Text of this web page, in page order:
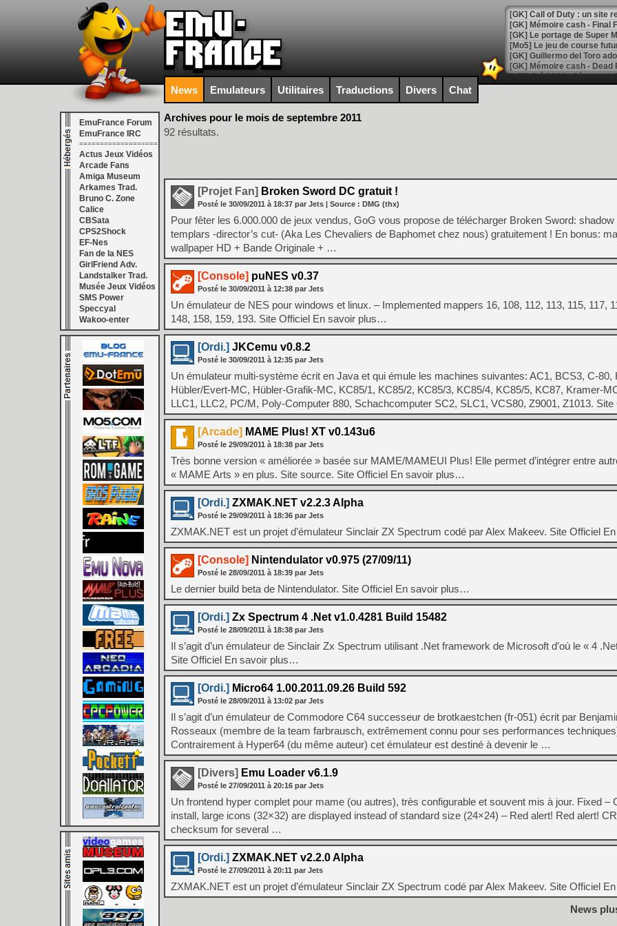
[GK] Le portage de Super
[Mo5] Le jeu de course
[GK] Guillermo del Toro
[LTF] Eté 2026 - Séquence
[GK] Mistfall Hunter :
[GK] Wo Long 2 évolue
[GK] Crossfire : un TPS à
[LS] [PS5] Premiers
[Mo5] DOOM arrive en
[GK] Bethesda fête les 30
[GK] Roblox : l'action en
[GK] Agenda - GeForce
[LS] [PS5] ps5-y2jb-
[GK] Pourquoi Marvel
[GK] GTA 6 : Rockstar
[GK] Hot Wheels Infinite
[GK] Mémoire cash -
[GK] Résultats Nintendo :
[GK] Déjà des
[Mo5] Brickboy cherche à
[GK] Minecraft et ses «
[GK] Beast of
[GK] Ubisoft : fin de partie
[GK] Mémoire cash -
[GK] Dan Houser (GTA)
[GK] Comment EA Sports
[GK] Crimson Moon : un
[GK] Isle of Reveries : le
News Emulateurs Utilitaires Traductions Divers Chat
EmuFrance Forum
EmuFrance IRC
===================
Actus Jeux Vidéos
Arcade Fans
Amiga Museum
Arkames Trad.
Bruno C. Zone
Calice
CBSata
CPS2Shock
EF-Nes
Fan de la NES
GirlFriend Adv.
Landstalker Trad.
Musée Jeux Vidéos
SMS Power
Speccyal
Wakoo-enter
Archives pour le mois de septembre 2011
92 résultats.
[Projet Fan] Broken Sword DC gratuit !
Posté le 30/09/2011 à 18:37 par Jets | Source : DMG (thx)
Pour fêter les 6.000.000 de jeux vendus, GoG vous propose de télécharger Broken Sword: shadow
templars -director’s cut- (Aka Les Chevaliers de Baphomet chez nous) gratuitement ! En bonus:
wallpaper HD + Bande Originale + …
[Console] puNES v0.37
Posté le 30/09/2011 à 12:38 par Jets
Un émulateur de NES pour windows et linux. – Implemented mappers 16, 108, 112, 113, 115, 117,
148, 158, 159, 193. Site Officiel En savoir plus…
[Ordi.] JKCemu v0.8.2
Posté le 30/09/2011 à 12:35 par Jets
Un émulateur multi-système écrit en Java et qui émule les machines suivantes: AC1, BCS3, C-80,
Hübler/Evert-MC, Hübler-Grafik-MC, KC85/1, KC85/2, KC85/3, KC85/4, KC85/5, KC87, Kramer-
LLC1, LLC2, PC/M, Poly-Computer 880, Schachcomputer SC2, SLC1, VCS80, Z9001, Z1013.
[Arcade] MAME Plus! XT v0.143u6
Posté le 29/09/2011 à 18:38 par Jets
Très bonne version « améliorée » basée sur MAME/MAMEUI Plus! Elle permet d’intégrer entre
« MAME Arts » en plus. Site source. Site Officiel En savoir plus…
[Ordi.] ZXMAK.NET v2.2.3 Alpha
Posté le 29/09/2011 à 18:36 par Jets
ZXMAK.NET est un projet d’émulateur Sinclair ZX Spectrum codé par Alex Makeev. Site Officiel
[Console] Nintendulator v0.975 (27/09/11)
Posté le 28/09/2011 à 18:39 par Jets
Le dernier build beta de Nintendulator. Site Officiel En savoir plus…
[Ordi.] Zx Spectrum 4 .Net v1.0.4281 Build 15482
Posté le 28/09/2011 à 18:38 par Jets
Il s’agit d’un émulateur de Sinclair Zx Spectrum utilisant .Net framework de Microsoft d’où le « 4
Site Officiel En savoir plus…
[Ordi.] Micro64 1.00.2011.09.26 Build 592
Posté le 28/09/2011 à 13:02 par Jets
Il s’agit d’un émulateur de Commodore C64 successeur de brotkaestchen (fr-051) écrit par
Rosseaux (membre de la team farbrausch, extrêmement connu pour ses performances
Contrairement à Hyper64 (du même auteur) cet émulateur est destiné à devenir le …
[Divers] Emu Loader v6.1.9
Posté le 27/09/2011 à 20:16 par Jets
Un frontend hyper complet pour mame (ou autres), très configurable et souvent mis à jour. Fixed –
install, large icons (32×32) are displayed instead of standard size (24×24) – Red alert! Red alert!
checksum for several …
[Ordi.] ZXMAK.NET v2.2.0 Alpha
Posté le 27/09/2011 à 20:11 par Jets
ZXMAK.NET est un projet d’émulateur Sinclair ZX Spectrum codé par Alex Makeev. Site Officiel
News